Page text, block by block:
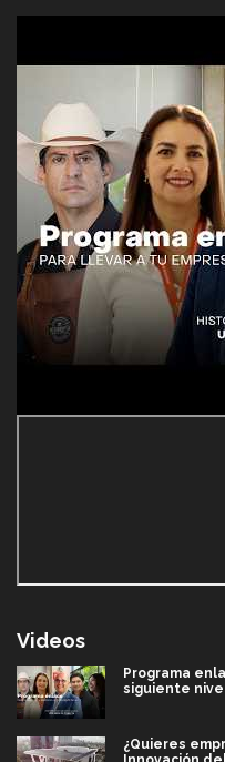
Videos
Programa
siguiente
¿Quieres